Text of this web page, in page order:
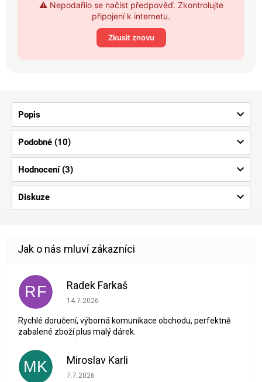
⚠️ Nepodařilo se načíst předpověď. Zkontrolujte
připojení k internetu.
Zkusit znovu
Popis
Podobné (10)
Hodnocení (3)
Diskuze
RF Radek Farkaš
Hodnocení obchodu je 5 z 5 hvězdiček.
14.7.2026
Rychlé doručení, výborná komunikace obchodu, perfektně
zabalené zboží plus malý dárek.
MK Miroslav Karli
Hodnocení obchodu je 5 z 5 hvězdiček.
7.7.2026